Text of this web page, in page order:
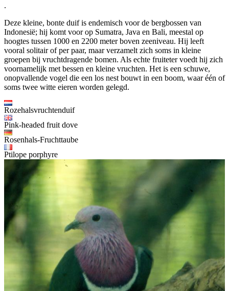
.
Deze kleine, bonte duif is endemisch voor de bergbossen van
Indonesië; hij komt voor op Sumatra, Java en Bali, meestal op
hoogtes tussen 1000 en 2200 meter boven zeeniveau. Hij leeft
vooral solitair of per paar, maar verzamelt zich soms in kleine
groepen bij vruchtdragende bomen. Als echte fruiteter voedt hij zich
voornamelijk met bessen en kleine vruchten. Het is een schuwe,
onopvallende vogel die een los nest bouwt in een boom, waar één of
soms twee witte eieren worden gelegd.
Rozehalsvruchtenduif
Pink-headed fruit dove
Rosenhals-Fruchttaube
Ptilope porphyre